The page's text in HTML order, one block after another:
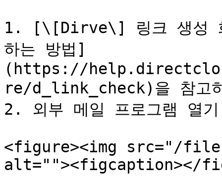
1. [\[Dirve\] 링크 생성 화
하는 방법]
(https://
re/d_link_check)을 참고
2. 외부 메일 프로그램 열
<figure><img src="/
alt=""><figcaption></